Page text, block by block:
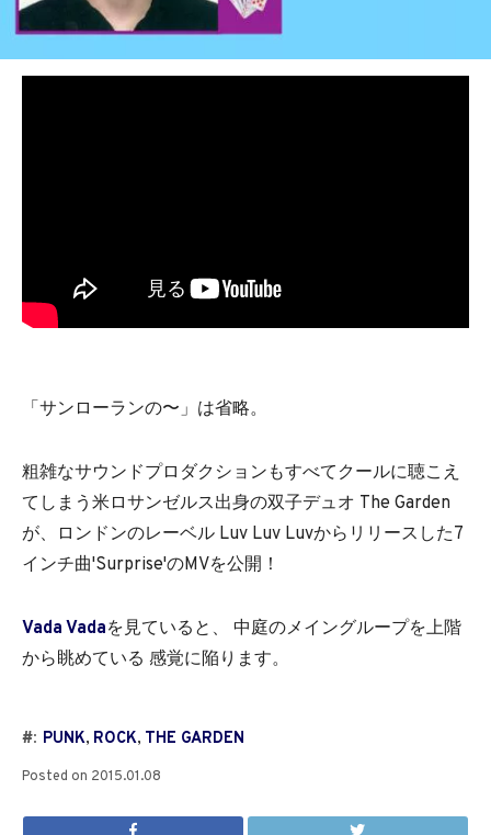
「サンローランの〜」は省略。
粗雑なサウンドプロダクションもすべてクールに聴こえ
てしまう米ロサンゼルス出身の双子デュオ The Garden
が、ロンドンのレーベル Luv Luv Luvからリリースした7
インチ曲'Surprise'のMVを公開！
Vada Vadaを見ていると、 中庭のメイングループを上階
から眺めている 感覚に陥ります。
#: PUNK, ROCK, THE GARDEN
Posted on 2015.01.08